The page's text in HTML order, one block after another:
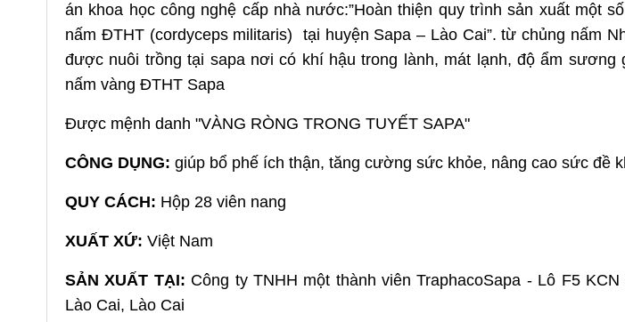
án khoa học công nghệ cấp nhà nước:”Hoàn thiện quy trình sản xuất một
nấm ĐTHT (cordyceps militaris) tại huyện Sapa – Lào Cai”. từ chủng nấm
được nuôi trồng tại sapa nơi có khí hậu trong lành, mát lạnh, độ ẩm sương
nấm vàng ĐTHT Sapa
Được mệnh danh "VÀNG RÒNG TRONG TUYẾT SAPA"
CÔNG DỤNG: giúp bổ phế ích thận, tăng cường sức khỏe, nâng cao sức đề
QUY CÁCH: Hộp 28 viên nang
XUẤT XỨ: Việt Nam
SẢN XUẤT TẠI: Công ty TNHH một thành viên TraphacoSapa - Lô F5
Lào Cai, Lào Cai